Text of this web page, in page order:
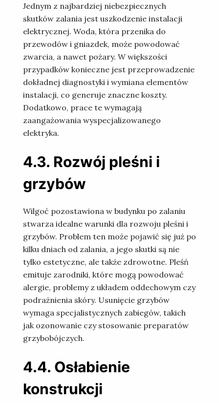
Jednym z najbardziej niebezpiecznych
skutków zalania jest uszkodzenie instalacji
elektrycznej. Woda, która przenika do
przewodów i gniazdek, może powodować
zwarcia, a nawet pożary. W większości
przypadków konieczne jest przeprowadzenie
dokładnej diagnostyki i wymiana elementów
instalacji, co generuje znaczne koszty.
Dodatkowo, prace te wymagają
zaangażowania wyspecjalizowanego
elektryka.
4.3. Rozwój pleśni i
grzybów
Wilgoć pozostawiona w budynku po zalaniu
stwarza idealne warunki dla rozwoju pleśni i
grzybów. Problem ten może pojawić się już po
kilku dniach od zalania, a jego skutki są nie
tylko estetyczne, ale także zdrowotne. Pleśń
emituje zarodniki, które mogą powodować
alergie, problemy z układem oddechowym czy
podrażnienia skóry. Usunięcie grzybów
wymaga specjalistycznych zabiegów, takich
jak ozonowanie czy stosowanie preparatów
grzybobójczych.
4.4. Osłabienie
konstrukcji